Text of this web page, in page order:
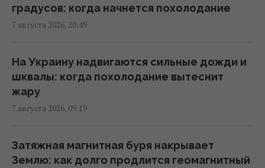
19:25 воскресенье, 09 августа 2026
проблемы для экономики РФ: в WSJ
раскрыли подробности
16:36 воскресенье, 09 августа 2026
Украине МиГи", – неправда: посол
разъяснил ситуацию
градусов: когда начнется похолодание
7 августа 2026, 20:49
На Украину надвигаются сильные дожди и
шквалы: когда похолодание вытеснит
жару
7 августа 2026, 09:19
Затяжная магнитная буря накрывает
Землю: как долго продлится геомагнитный